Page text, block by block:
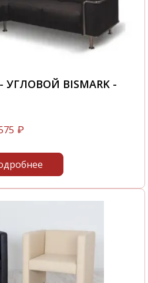
BISMARK -
₽